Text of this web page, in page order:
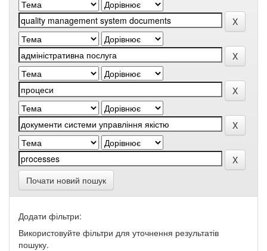
Почати новий пошук
Додати фільтри:
Використовуйте фільтри для уточнення результатів
пошуку.